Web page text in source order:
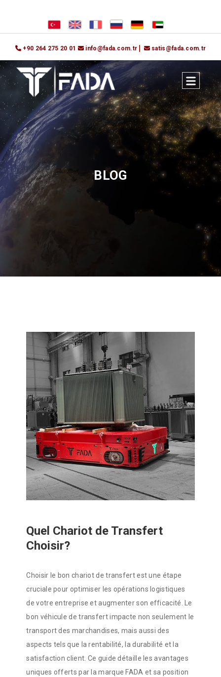
+90 264 275 20 01 info@fada.com.tr satis@fada.com.tr
BLOG
Quel Chariot de Transfert
Choisir?
Choisir le bon chariot de transfert est une étape
cruciale pour optimiser les opérations logistiques
de votre entreprise et augmenter son efficacité. Le
bon véhicule de transfert impacte non seulement le
transport des marchandises, mais aussi des
aspects tels que la rentabilité, la durabilité et la
satisfaction client. Ce guide détaille les avantages
uniques offerts par la marque FADA et sa position